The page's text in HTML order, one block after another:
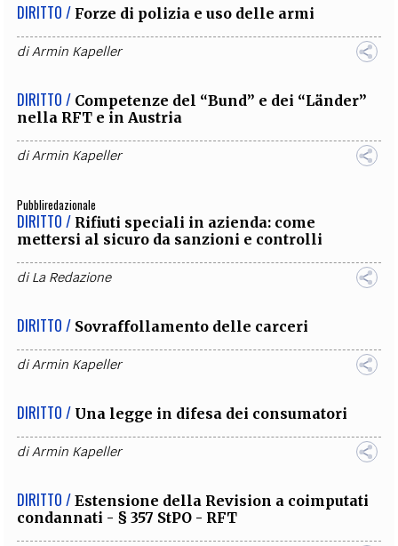
DIRITTO / Forze di polizia e uso delle armi
diArmin Kapeller
DIRITTO / Competenze del “Bund” e dei “Länder”
nella RFT e in Austria
diArmin Kapeller
Pubbliredazionale
DIRITTO / Rifiuti speciali in azienda: come
mettersi al sicuro da sanzioni e controlli
diLa Redazione
DIRITTO / Sovraffollamento delle carceri
diArmin Kapeller
DIRITTO / Una legge in difesa dei consumatori
diArmin Kapeller
DIRITTO / Estensione della Revision a coimputati
condannati - § 357 StPO - RFT